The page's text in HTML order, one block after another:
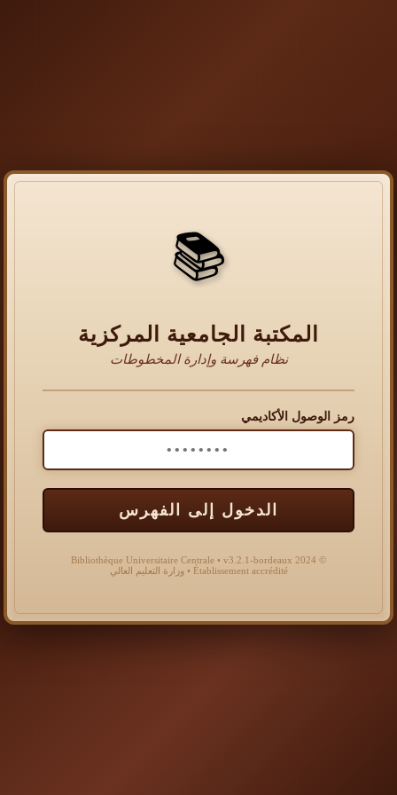
📚
المكتبة الجامعية المركزية
نظام فهرسة وإدارة المخطوطات
رمز الوصول الأكاديمي
الدخول إلى الفهرس
© 2024 Bibliothèque Universitaire Centrale • v3.2.1-bordeaux
Établissement accrédité • وزارة التعليم العالي